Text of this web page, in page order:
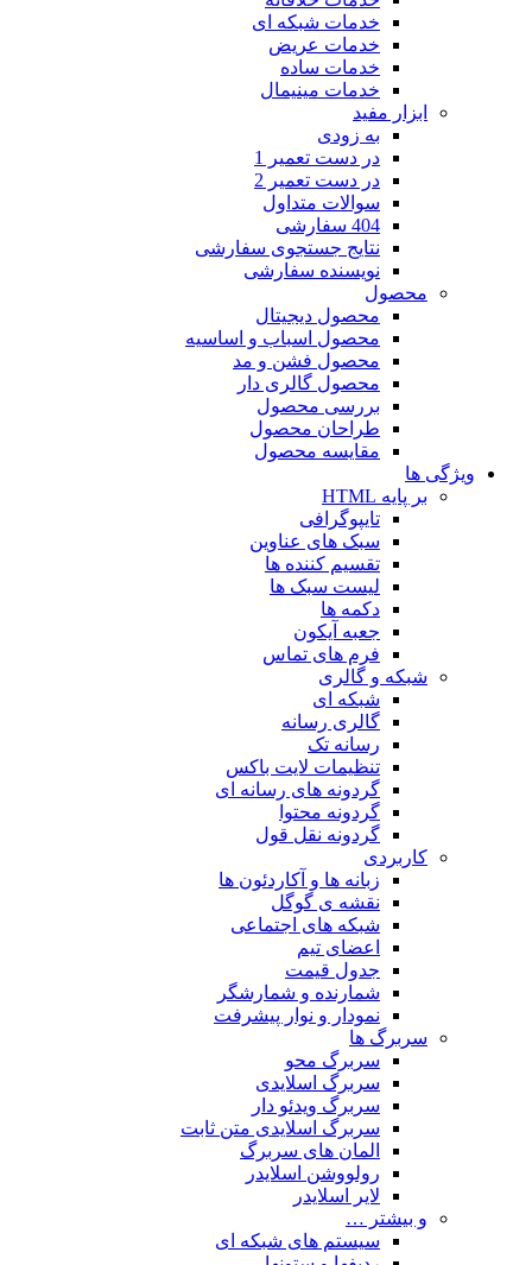
خدمات شبکه ای
خدمات عریض
خدمات ساده
خدمات مینیمال
ابزار مفید
به زودی
در دست تعمیر 1
در دست تعمیر 2
سوالات متداول
404 سفارشی
نتایج جستجوی سفارشی
نویسنده سفارشی
محصول
محصول دیجیتال
محصول اسباب و اساسیه
محصول فشن و مد
محصول گالری دار
بررسی محصول
طراحان محصول
مقایسه محصول
ویژگی ها
بر پایه HTML
تایپوگرافی
سبک های عناوین
تقسیم کننده ها
لیست سبک ها
دکمه ها
جعبه آیکون
فرم های تماس
شبکه و گالری
شبکه ای
گالری رسانه
رسانه تک
تنظیمات لایت باکس
گردونه های رسانه ای
گردونه محتوا
گردونه نقل قول
کاربردی
زبانه ها و آکاردئون ها
نقشه ی گوگل
شبکه های اجتماعی
اعضای تیم
جدول قیمت
شمارنده و شمارشگر
نمودار و نوار پیشرفت
سربرگ ها
سربرگ محو
سربرگ اسلایدی
سربرگ ویدئو دار
سربرگ اسلایدی متن ثابت
المان های سربرگ
رولووشن اسلایدر
لایر اسلایدر
و بیشتر …
سیستم های شبکه ای